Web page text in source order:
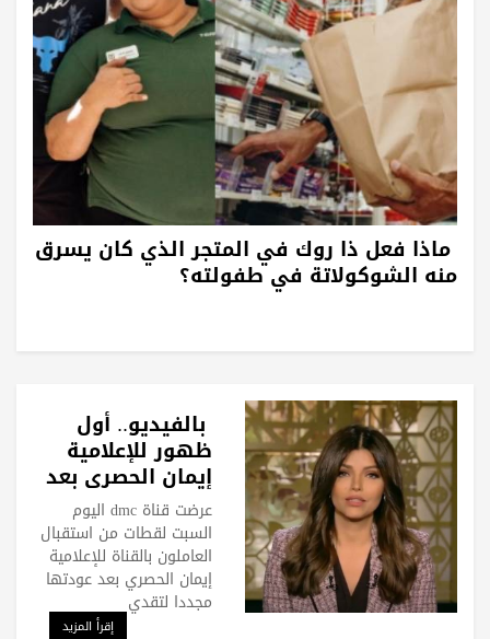
ماذا فعل ذا روك في المتجر الذي كان يسرق
منه الشوكولاتة في طفولته؟
بالفيديو.. أول
ظهور للإعلامية
إيمان الحصري بعد
عودتها من رحلة
مرض طويلة
عرضت قناة dmc اليوم
السبت لقطات من استقبال
العاملون بالقناة للإعلامية
إيمان الحصري بعد عودتها
مجددا لتقدي
إقرأ المزيد